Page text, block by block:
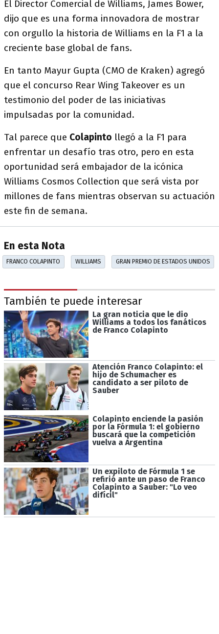
El Director Comercial de Williams, James Bower,
dijo que es una forma innovadora de mostrar
con orgullo la historia de Williams en la F1 a la
creciente base global de fans.
En tanto Mayur Gupta (CMO de Kraken) agregó
que el concurso Rear Wing Takeover es un
testimonio del poder de las iniciativas
impulsadas por la comunidad.
Tal parece que Colapinto llegó a la F1 para
enfrentar un desafío tras otro, pero en esta
oportunidad será embajador de la icónica
Williams Cosmos Collection que será vista por
millones de fans mientras observan su actuación
este fin de semana.
En esta Nota
FRANCO COLAPINTO WILLIAMS GRAN PREMIO DE ESTADOS UNIDOS
También te puede interesar
La gran noticia que le dio
Williams a todos los fanáticos
de Franco Colapinto
Atención Franco Colapinto: el
hijo de Schumacher es
candidato a ser piloto de
Sauber
Colapinto enciende la pasión
por la Fórmula 1: el gobierno
buscará que la competición
vuelva a Argentina
Un expiloto de Fórmula 1 se
refirió ante un paso de Franco
Colapinto a Sauber: "Lo veo
difícil"